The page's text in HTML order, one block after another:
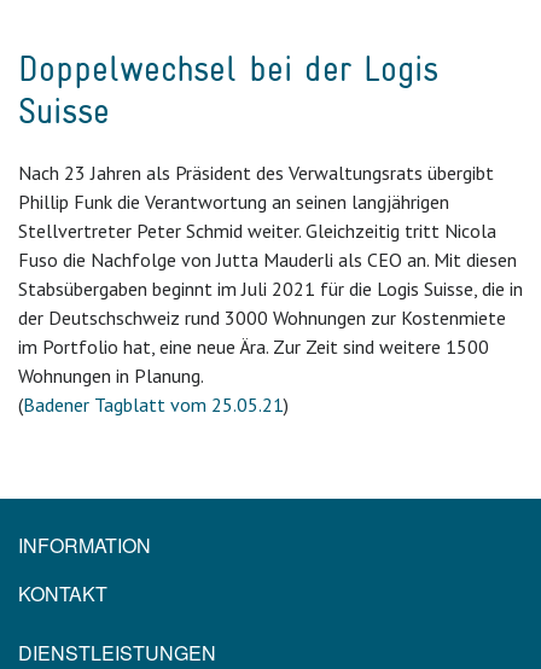
Doppelwechsel bei der Logis
Suisse
Nach 23 Jahren als Präsident des Verwaltungsrats übergibt
Phillip Funk die Verantwortung an seinen langjährigen
Stellvertreter Peter Schmid weiter. Gleichzeitig tritt Nicola
Fuso die Nachfolge von Jutta Mauderli als CEO an. Mit diesen
Stabsübergaben beginnt im Juli 2021 für die Logis Suisse, die in
der Deutschschweiz rund 3000 Wohnungen zur Kostenmiete
im Portfolio hat, eine neue Ära. Zur Zeit sind weitere 1500
Wohnungen in Planung.
(Badener Tagblatt vom 25.05.21)
INFORMATION
KONTAKT
DIENSTLEISTUNGEN